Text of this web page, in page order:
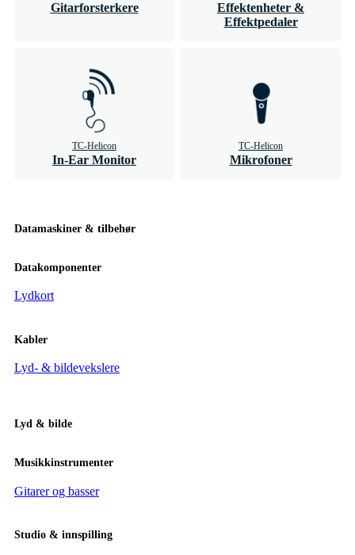
Gitarforsterkere
Effektenheter &
Effektpedaler
TC-Helicon
In-Ear Monitor
TC-Helicon
Mikrofoner
Datamaskiner & tilbehør
Datakomponenter
Lydkort
Kabler
Lyd- & bildevekslere
Lyd & bilde
Musikkinstrumenter
Gitarer og basser
Studio & innspilling